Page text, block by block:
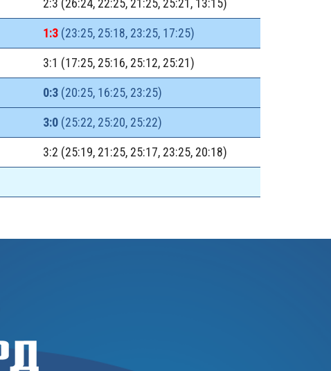
2:3 (26:24, 22:25, 21:25, 25:21, 13:15)
1:3 (23:25, 25:18, 23:25, 17:25)
3:1 (17:25, 25:16, 25:12, 25:21)
0:3 (20:25, 16:25, 23:25)
3:0 (25:22, 25:20, 25:22)
3:2 (25:19, 21:25, 25:17, 23:25, 20:18)